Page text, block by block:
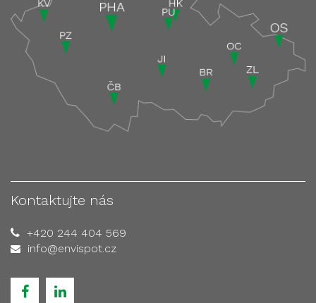
Kontaktujte nás
+420 244 404 569
info@envispot.cz